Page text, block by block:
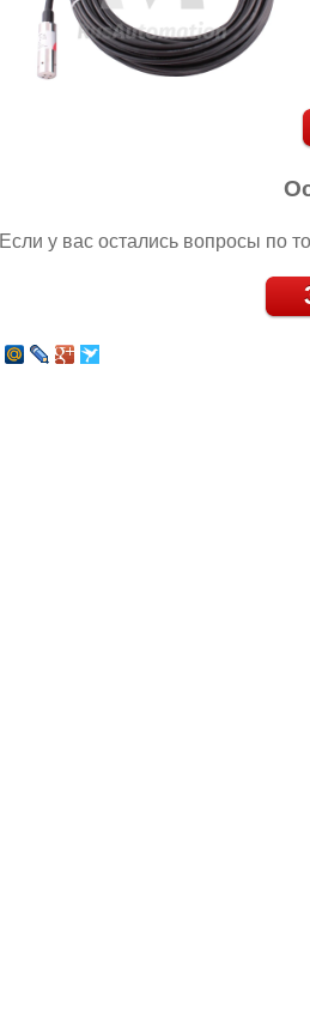
Если у вас остались вопросы по